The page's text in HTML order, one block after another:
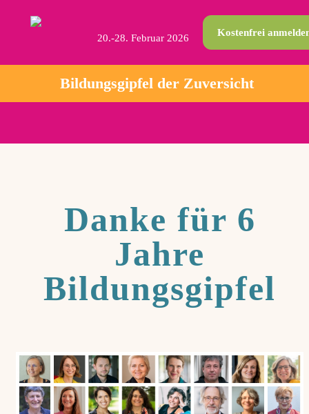
20.-28. Februar 2026 Kostenfrei
Bildungsgipfel der Zuversicht
Danke für 6
Jahre
Bildungsgipfel